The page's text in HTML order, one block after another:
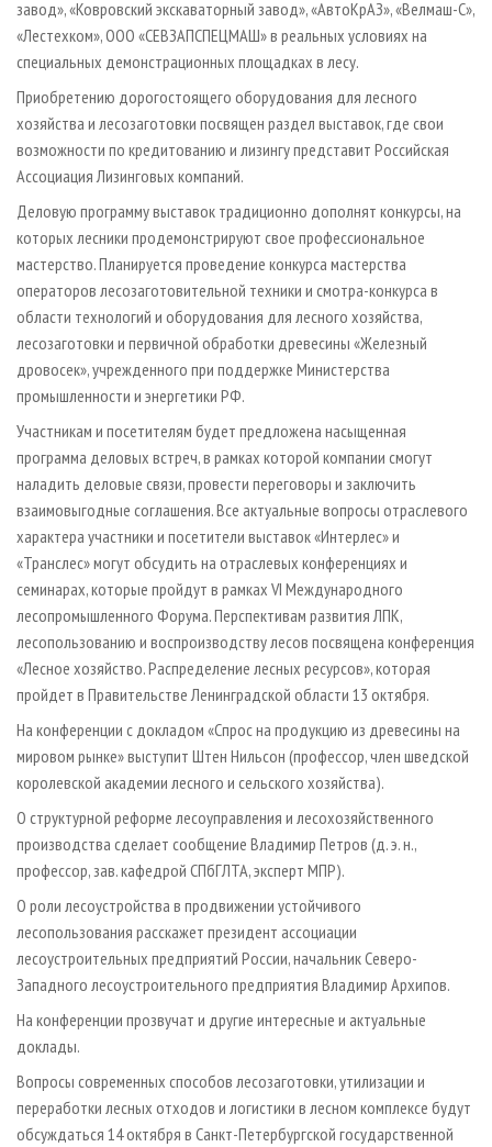
завод», «Ковровский экскаваторный завод», «АвтоКрАЗ», «Велмаш-С»,
«Лестехком», ООО «СЕВЗАПСПЕЦМАШ» в реальных условиях на
специальных демонстрационных площадках в лесу.
Приобретению дорогостоящего оборудования для лесного
хозяйства и лесозаготовки посвящен раздел выставок, где свои
возможности по кредитованию и лизингу представит Российская
Ассоциация Лизинговых компаний.
Деловую программу выставок традиционно дополнят конкурсы, на
которых лесники продемонстрируют свое профессиональное
мастерство. Планируется проведение конкурса мастерства
операторов лесозаготовительной техники и смотра-конкурса в
области технологий и оборудования для лесного хозяйства,
лесозаготовки и первичной обработки древесины «Железный
дровосек», учрежденного при поддержке Министерства
промышленности и энергетики РФ.
Участникам и посетителям будет предложена насыщенная
программа деловых встреч, в рамках которой компании смогут
наладить деловые связи, провести переговоры и заключить
взаимовыгодные соглашения. Все актуальные вопросы отраслевого
характера участники и посетители выставок «Интерлес» и
«Транслес» могут обсудить на отраслевых конференциях и
семинарах, которые пройдут в рамках VI Международного
лесопромышленного Форума. Перспективам развития ЛПК,
лесопользованию и воспроизводству лесов посвящена конференция
«Лесное хозяйство. Распределение лесных ресурсов», которая
пройдет в Правительстве Ленинградской области 13 октября.
На конференции с докладом «Спрос на продукцию из древесины на
мировом рынке» выступит Штен Нильсон (профессор, член шведской
королевской академии лесного и сельского хозяйства).
О структурной реформе лесоуправления и лесохозяйственного
производства сделает сообщение Владимир Петров (д. э. н.,
профессор, зав. кафедрой СПбГЛТА, эксперт МПР).
О роли лесоустройства в продвижении устойчивого
лесопользования расскажет президент ассоциации
лесоустроительных предприятий России, начальник Северо-
Западного лесоустроительного предприятия Владимир Архипов.
На конференции прозвучат и другие интересные и актуальные
доклады.
Вопросы современных способов лесозаготовки, утилизации и
переработки лесных отходов и логистики в лесном комплексе будут
обсуждаться 14 октября в Санкт-Петербургской государственной